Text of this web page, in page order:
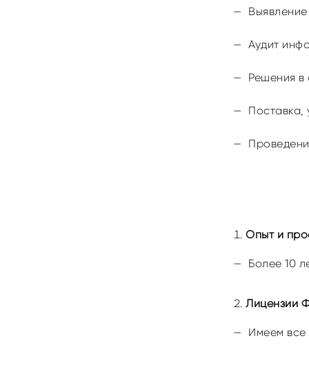
Аудит
Решения в
Поставка,
Опыт и
Более 10
Лицензии
Имеем